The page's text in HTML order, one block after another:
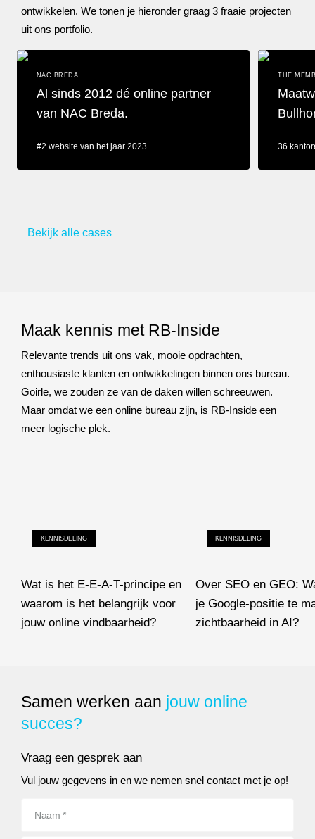
ontwikkelen. We tonen je hieronder graag 3 fraaie projecten
uit ons portfolio.
NAC BREDA
Al sinds 2012 dé online partner
van NAC Breda.
#2 website van het jaar 2023
THE
36
Bekijk alle cases
Maak kennis met RB-Inside
Relevante trends uit ons vak, mooie opdrachten,
enthousiaste klanten en ontwikkelingen binnen ons bureau.
Goirle, we zouden ze van de daken willen schreeuwen.
Maar omdat we een online bureau zijn, is RB-Inside een
meer logische plek.
KENNISDELING
Wat is het E-E-A-T-principe en
waarom is het belangrijk voor
jouw online vindbaarheid?
KENNISDELING
Over SEO en GEO:
je Google-positie te
zichtbaarheid in AI?
Samen werken aan jouw online
succes?
Vraag een gesprek aan
Vul jouw gegevens in en we nemen snel contact met je op!